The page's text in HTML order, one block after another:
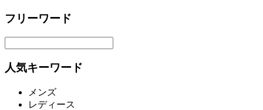
フリーワード
人気キーワード
メンズ
レディース